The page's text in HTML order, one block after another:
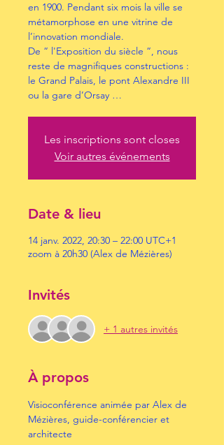
en 1900. Pendant six mois la ville se
métamorphose en une vitrine de
l’innovation mondiale.
De “ l'Exposition du siècle “, nous
reste de magnifiques constructions :
le Grand Palais, le pont Alexandre III
ou la gare d’Orsay …
Les inscriptions sont closes
Voir autres événements
Date & lieu
14 janv. 2022, 20:30 – 22:00 UTC+1
zoom à 20h30 (Alex de Mézières)
Invités
+ 1 autres invités
À propos
Visioconférence animée par Alex de
Mézières, guide-conférencier et
architecte